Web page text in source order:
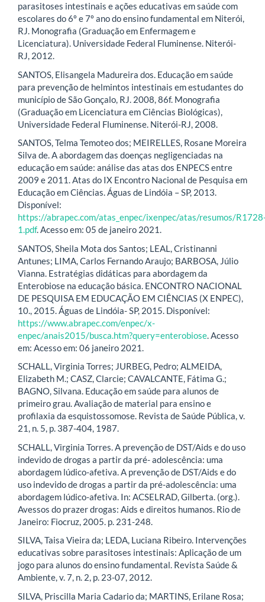
parasitoses intestinais e ações educativas em saúde com
escolares do 6º e 7º ano do ensino fundamental em Niterói,
RJ. Monografia (Graduação em Enfermagem e
Licenciatura). Universidade Federal Fluminense. Niterói-
RJ, 2012.
SANTOS, Elisangela Madureira dos. Educação em saúde
para prevenção de helmintos intestinais em estudantes do
município de São Gonçalo, RJ. 2008, 86f. Monografia
(Graduação em Licenciatura em Ciências Biológicas),
Universidade Federal Fluminense. Niterói-RJ, 2008.
SANTOS, Telma Temoteo dos; MEIRELLES, Rosane Moreira
Silva de. A abordagem das doenças negligenciadas na
educação em saúde: análise das atas dos ENPECS entre
2009 e 2011. Atas do IX Encontro Nacional de Pesquisa em
Educação em Ciências. Águas de Lindóia – SP, 2013.
Disponível:
https://abrapec.com/atas_enpec/ixenpec/atas/resumos/
1.pdf. Acesso em: 05 de janeiro 2021.
SANTOS, Sheila Mota dos Santos; LEAL, Cristinanni
Antunes; LIMA, Carlos Fernando Araujo; BARBOSA, Júlio
Vianna. Estratégias didáticas para abordagem da
Enterobiose na educação básica. ENCONTRO NACIONAL
DE PESQUISA EM EDUCAÇÃO EM CIÊNCIAS (X ENPEC),
10., 2015. Águas de Lindóia- SP, 2015. Disponível:
https://www.abrapec.com/enpec/x-
enpec/anais2015/busca.htm?query=enterobiose. Acesso
em: Acesso em: 06 janeiro 2021.
SCHALL, Virginia Torres; JURBEG, Pedro; ALMEIDA,
Elizabeth M.; CASZ, Clarcie; CAVALCANTE, Fátima G.;
BAGNO, Silvana. Educação em saúde para alunos de
primeiro grau. Avaliação de material para ensino e
profilaxia da esquistossomose. Revista de Saúde Pública, v.
21, n. 5, p. 387-404, 1987.
SCHALL, Virginia Torres. A prevenção de DST/Aids e do uso
indevido de drogas a partir da pré- adolescência: uma
abordagem lúdico-afetiva. A prevenção de DST/Aids e do
uso indevido de drogas a partir da pré-adolescência: uma
abordagem lúdico-afetiva. In: ACSELRAD, Gilberta. (org.).
Avessos do prazer drogas: Aids e direitos humanos. Rio de
Janeiro: Fiocruz, 2005. p. 231-248.
SILVA, Taisa Vieira da; LEDA, Luciana Ribeiro. Intervenções
educativas sobre parasitoses intestinais: Aplicação de um
jogo para alunos do ensino fundamental. Revista Saúde &
Ambiente, v. 7, n. 2, p. 23-07, 2012.
SILVA, Priscilla Maria Cadario da; MARTINS, Erilane Rosa;